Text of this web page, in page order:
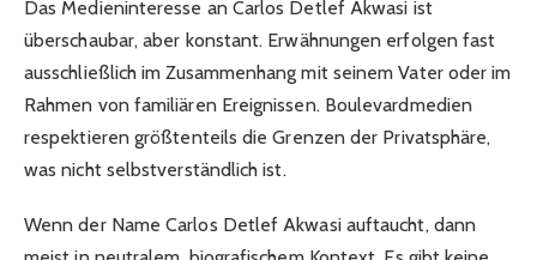
Das Medieninteresse an Carlos Detlef Akwasi ist
überschaubar, aber konstant. Erwähnungen erfolgen fast
ausschließlich im Zusammenhang mit seinem Vater oder im
Rahmen von familiären Ereignissen. Boulevardmedien
respektieren größtenteils die Grenzen der Privatsphäre,
was nicht selbstverständlich ist.
Wenn der Name Carlos Detlef Akwasi auftaucht, dann